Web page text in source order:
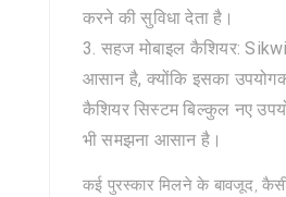
करने की सुविधा देता है।
सहज मोबाइल कैशियर:
आसान है, क्योंकि इसका
कैशियर सिस्टम बिल्कुल नए
भी समझना आसान है।
कई पुरस्कार मिलने के बावजूद,